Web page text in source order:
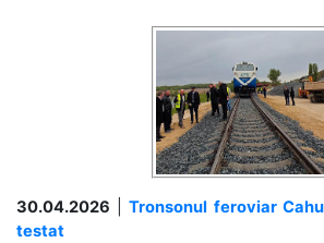
30.04.2026 |Tronsonul feroviar
testat